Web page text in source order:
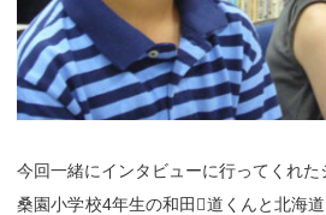
今回一緒にインタビューに行ってくれ
桑園小学校4年生の和田道くんと北海